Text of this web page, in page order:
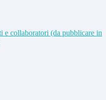
e collaboratori (da pubblicare in